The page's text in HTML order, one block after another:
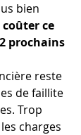
bien
ce
prochains
reste
de faillite
Trop
charges